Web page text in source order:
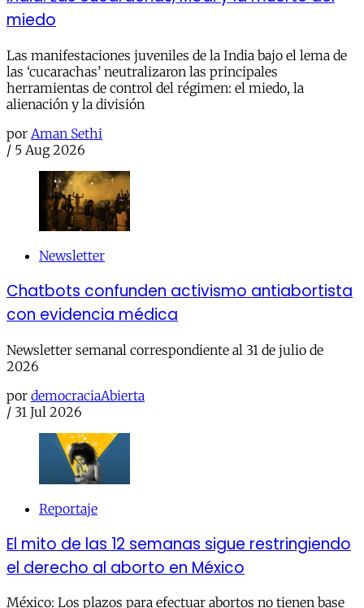
miedo
Las manifestaciones juveniles de la India bajo el lema de
las ‘cucarachas’ neutralizaron las principales
herramientas de control del régimen: el miedo, la
alienación y la división
por Aman Sethi
/ 5 Aug 2026
Newsletter
Chatbots confunden activismo antiabortista
con evidencia médica
Newsletter semanal correspondiente al 31 de julio de
2026
por democraciaAbierta
/ 31 Jul 2026
Reportaje
El mito de las 12 semanas sigue restringiendo
el derecho al aborto en México
México: Los plazos para efectuar abortos no tienen base